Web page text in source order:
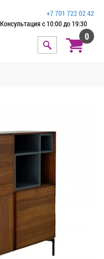
+7 701 722 02 42
Консультация с 10:00 до 19:30
0